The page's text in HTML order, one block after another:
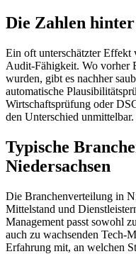
Die Zahlen
Ein oft unterschätzter Effekt
Audit-Fähigkeit. Wo vorher
wurden, gibt es nachher
automatische
Wirtschaftsprüfung oder
den Unterschied unmittelbar.
Typische
Niedersachsen
Die Branchenverteilung in
Mittelstand und
Management passt sowohl
auch zu wachsenden Tech-
Erfahrung mit, an welchen